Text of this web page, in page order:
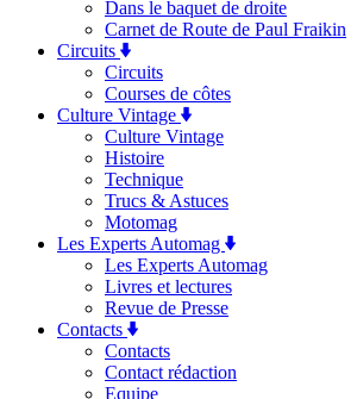
Dans le baquet de droite
Carnet de Route de Paul Fraikin
Circuits
Circuits
Courses de côtes
Culture Vintage
Culture Vintage
Histoire
Technique
Trucs & Astuces
Motomag
Les Experts Automag
Les Experts Automag
Livres et lectures
Revue de Presse
Contacts
Contacts
Contact rédaction
Equipe